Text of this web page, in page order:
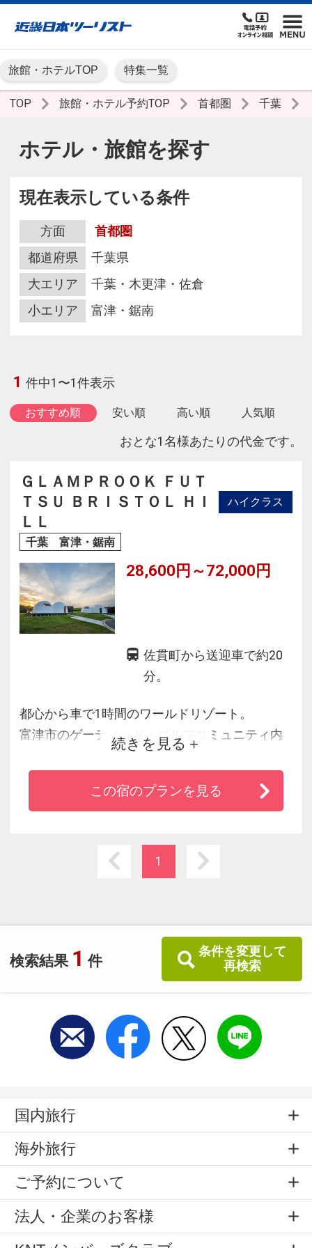
旅館・ホテルTOP 特集一覧
TOP 旅館・ホテル予約TOP 首都圏 千葉
ホテル・旅館を探す
現在表示している条件
方面
首都圏
都道府県
千葉県
大エリア
千葉・木更津・佐倉
小エリア
富津・鋸南
検索結果 1 件
条件を変更して
再検索
1 件中1〜1件表示
おすすめ順 安い順 高い順 人気順
おとな1名様あたりの代金です。
ＧＬＡＭＰＲＯＯＫ ＦＵＴ
ＴＳＵ ＢＲＩＳＴＯＬ ＨＩ
ＬＬ
ハイクラス
千葉 富津・鋸南
28,600円～72,000円
佐貫町から送迎車で約20
分。
都心から車で1時間のワールドリゾート。
富津市のゲーティッド・ゴルフコミュニティ内
最高級グランピング施設「GLAMPROOK富津ブリ
ストルヒル」が誕生！
続きを見る
この宿のプランを見る
1
国内旅行
海外旅行
ご予約について
法人・企業のお客様